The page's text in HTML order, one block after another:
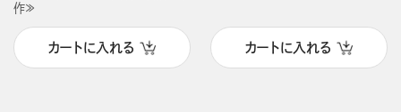
作≫
カートに入れる カートに入れる